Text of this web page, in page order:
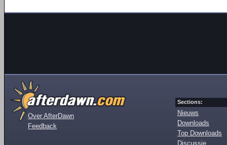
Over AfterDawn
Feedback
Sections:
Nieuws
Downloads
Top Downloads
Discussie